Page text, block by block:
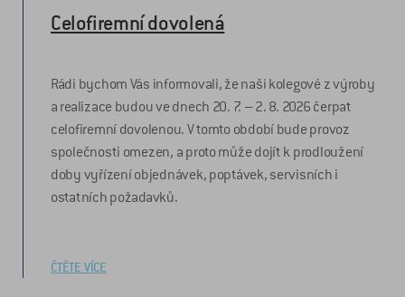
Celofiremní dovolená
Rádi bychom Vás informovali, že naši kolegové z výroby
a realizace budou ve dnech 20. 7. – 2. 8. 2026 čerpat
celofiremní dovolenou. V tomto období bude provoz
společnosti omezen, a proto může dojít k prodloužení
doby vyřízení objednávek, poptávek, servisních i
ostatních požadavků.
ČTĚTE VÍCE